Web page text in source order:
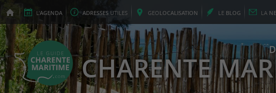
L'AGENDA ADRESSES UTILES GEOLOCALISATION LE BLOG LA
CHARENTE